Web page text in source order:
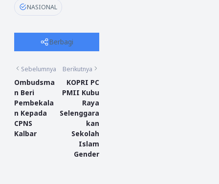
NASIONAL
Berbagi
Sebelumnya
Ombudsma
n Beri
Pembekala
n Kepada
CPNS
Kalbar
Berikutnya
KOPRI PC
PMII Kubu
Raya
Selenggara
kan
Sekolah
Islam
Gender